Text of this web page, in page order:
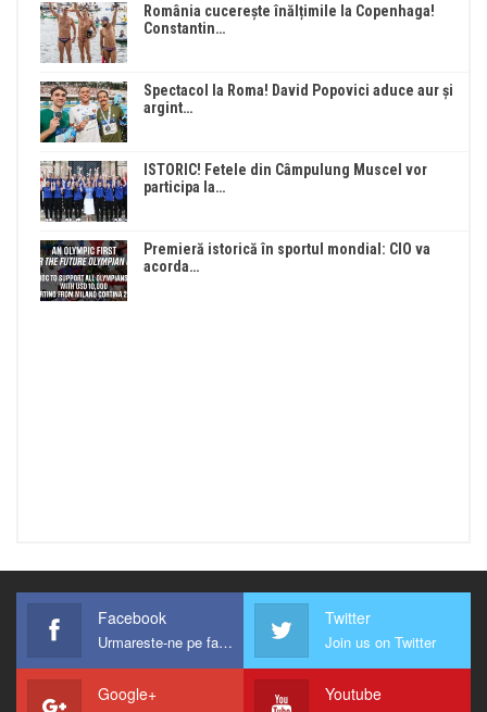
România cucerește înălțimile la Copenhaga!
Constantin…
Spectacol la Roma! David Popovici aduce aur și
argint…
ISTORIC! Fetele din Câmpulung Muscel vor
participa la…
Premieră istorică în sportul mondial: CIO va
acorda…
Facebook
Urmareste-ne pe facebook !
Twitter
Join us on Twitter
Google+ Youtube